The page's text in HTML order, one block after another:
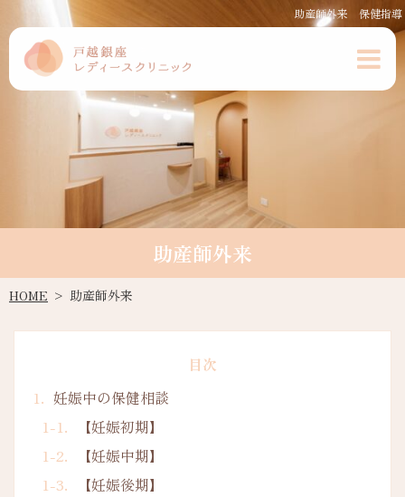
助産師外来 保健指導
助産師外来
HOME 助産師外来
目次
妊娠中の保健相談
【妊娠初期】
【妊娠中期】
【妊娠後期】